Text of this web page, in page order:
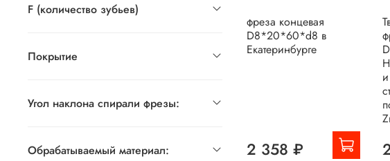
фреза концевая
D8*20*60*d8 в
Екатеринбурге
2 358 ₽
F (количество зубьев)
Покрытие
Угол наклона спирали фрезы:
Обрабатываемый материал: